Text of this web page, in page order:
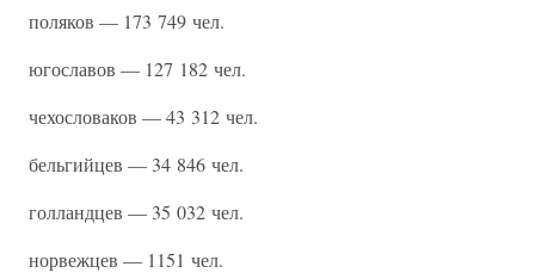
поляков — 173 749 чел.
югославов — 127 182 чел.
чехословаков — 43 312 чел.
бельгийцев — 34 846 чел.
голландцев — 35 032 чел.
норвежцев — 1151 чел.